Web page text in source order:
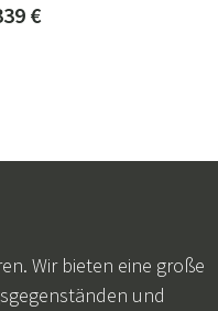
€
Wir bieten eine große
und